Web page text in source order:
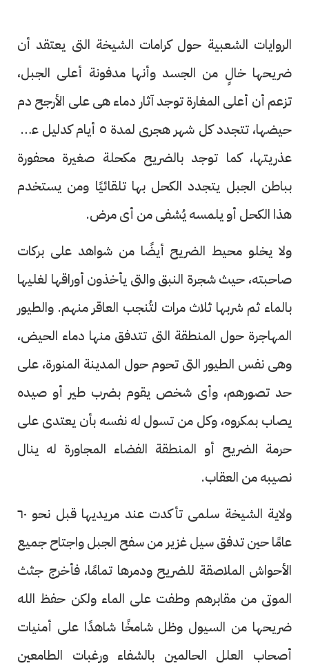
الروايات الشعبية حول كرامات الشيخة التى يعتقد أن
ضريحها خالٍ من الجسد وأنها مدفونة أعلى الجبل،
تزعم أن أعلى المغارة توجد آثار دماء هى على الأرجح دم
حيضها، تتجدد كل شهر هجرى لمدة ٥ أيام كدليل على
عذريتها، كما توجد بالضريح مكحلة صغيرة محفورة
بباطن الجبل يتجدد الكحل بها تلقائيًا ومن يستخدم
هذا الكحل أو يلمسه يُشفى من أى مرض.
ولا يخلو محيط الضريح أيضًا من شواهد على بركات
صاحبته، حيث شجرة النبق والتى يأخذون أوراقها لغليها
بالماء ثم شربها ثلاث مرات لتُنجب العاقر منهم. والطيور
المهاجرة حول المنطقة التى تتدفق منها دماء الحيض،
وهى نفس الطيور التى تحوم حول المدينة المنورة، على
حد تصورهم، وأى شخص يقوم بضرب طير أو صيده
يصاب بمكروه، وكل من تسول له نفسه بأن يعتدى على
حرمة الضريح أو المنطقة الفضاء المجاورة له ينال
نصيبه من العقاب.
ولاية الشيخة سلمى تأكدت عند مريديها قبل نحو ٦٠
عامًا حين تدفق سيل غزير من سفح الجبل واجتاح جميع
الأحواش الملاصقة للضريح ودمرها تمامًا، فأخرج جثث
الموتى من مقابرهم وطفت على الماء ولكن حفظ الله
ضريحها من السيول وظل شامخًا شاهدًا على أمنيات
أصحاب العلل الحالمين بالشفاء ورغبات الطامعين